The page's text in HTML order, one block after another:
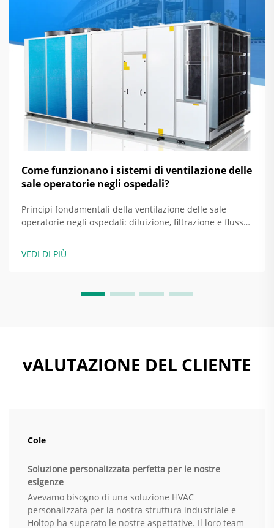
Come funzionano i sistemi di ventilazione delle
sale operatorie negli ospedali?
Principi fondamentali della ventilazione delle sale
operatorie negli ospedali: diluizione, filtrazione e flusso
operatorie negli ospedali odierni si basano su tre
approcci principali per mantenere i siti chirurgici liberi
VEDI DI PIÙ
vALUTAZIONE DEL CLIENTE
Cole
Soluzione personalizzata perfetta per le nostre
esigenze
Avevamo bisogno di una soluzione HVAC
personalizzata per la nostra struttura industriale e
Holtop ha superato le nostre aspettative. Il loro team